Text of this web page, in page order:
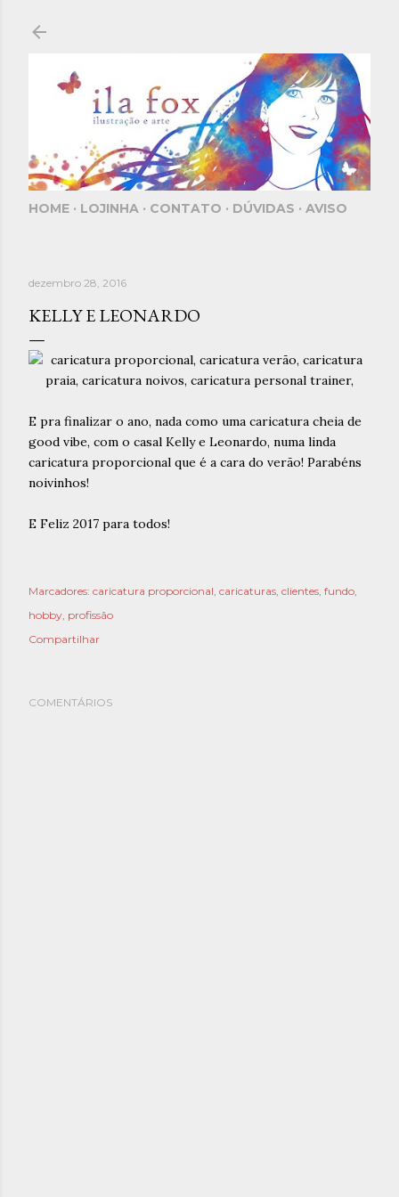
HOME LOJINHA CONTATO DÚVIDAS AVISO
dezembro 28, 2016
KELLY E LEONARDO
E pra finalizar o ano, nada como uma caricatura cheia de
good vibe, com o casal Kelly e Leonardo, numa linda
caricatura proporcional que é a cara do verão! Parabéns
noivinhos!
E Feliz 2017 para todos!
Marcadores: caricatura proporcional caricaturas clientes fundo
hobby profissão
Compartilhar
COMENTÁRIOS